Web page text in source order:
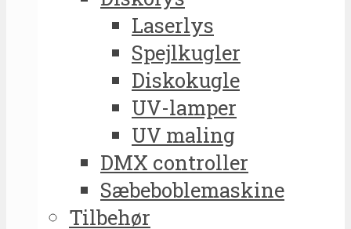
Laserlys
Spejlkugler
Diskokugle
UV-lamper
UV maling
DMX controller
Sæbeboblemaskine
Tilbehør